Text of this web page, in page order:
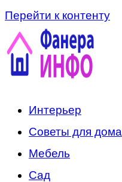
Перейти к контенту
Интерьер
Советы для дома
Мебель
Сад